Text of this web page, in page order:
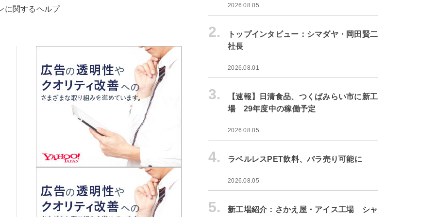
に関するヘルプ 2026.08.05
2.
トップインタビュー：シマダヤ・岡田賢二
社長
2026.08.01
3.
【速報】日清食品、つくばみらい市に新工
場 29年度中の稼働予定
2026.08.05
4. ラベルレスPET飲料、バラ売り可能に
2026.08.05
5. 新工場紹介：さかえ屋・アイス工場 シャ